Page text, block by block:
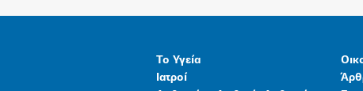
Το Υγεία
Ιατροί